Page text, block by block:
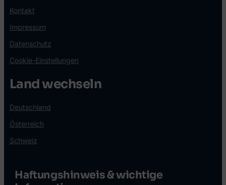
Kontakt
Impressum
Datenschutz
Cookie-Einstellungen
Land wechseln
Deutschland
Österreich
Schweiz
Haftungshinweis & wichtige